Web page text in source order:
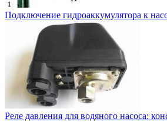
Подключение гидроаккумулятора к
Реле давления для водяного насоса: